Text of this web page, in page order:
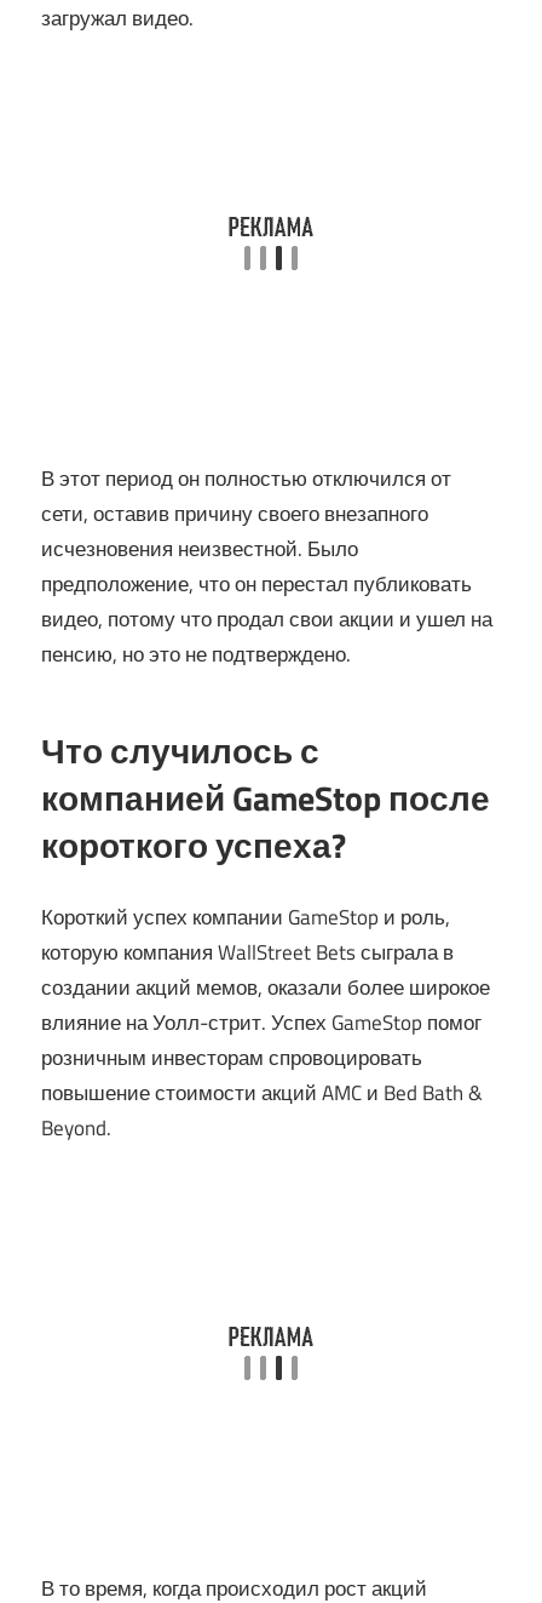
загружал видео.
В этот период он полностью отключился от
сети, оставив причину своего внезапного
исчезновения неизвестной. Было
предположение, что он перестал публиковать
видео, потому что продал свои акции и ушел на
пенсию, но это не подтверждено.
Что случилось с
компанией GameStop после
короткого успеха?
Короткий успех компании GameStop и роль,
которую компания WallStreet Bets сыграла в
создании акций мемов, оказали более широкое
влияние на Уолл-стрит. Успех GameStop помог
розничным инвесторам спровоцировать
повышение стоимости акций AMC и Bed Bath &
Beyond.
В то время, когда происходил рост акций